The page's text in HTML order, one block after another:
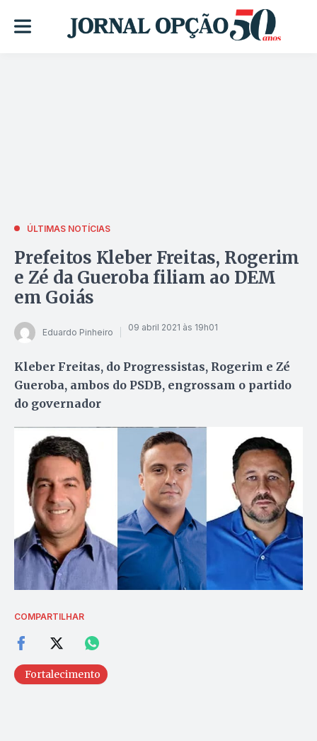
ÚLTIMAS NOTÍCIAS
Prefeitos Kleber Freitas, Rogerim
e Zé da Gueroba filiam ao DEM
em Goiás
Eduardo Pinheiro 09 abril 2021 às 19h01
Kleber Freitas, do Progressistas, Rogerim e Zé
Gueroba, ambos do PSDB, engrossam o partido
do governador
COMPARTILHAR
Fortalecimento